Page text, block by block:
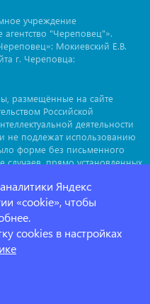
учреждение
"Череповец"».
Мокиевский Е.В.
г. Череповца:
размещённые на сайте
Российской
деятельности
, и не подлежат использованию
форме без письменного
случаев, прямо установленных
не совпадать с мнением
cherinfo™
гиперссылка на
Гиперссылка должна
воспроизводящем
Яндекс
«cookie», чтобы
cookies в настройках